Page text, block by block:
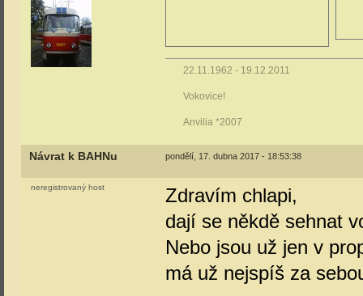
22.11.1962 - 19.12.2011
Vokovice!
Anvilia *2007
Návrat k BAHNu pondělí, 17. dubna 2017 - 18:53:38
neregistrovaný host
Zdravím chlapi,
dají se někdě sehnat
Nebo jsou už jen v
má už nejspíš za